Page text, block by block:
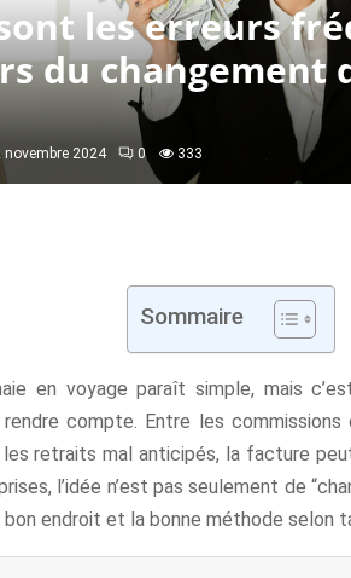
les erreurs
du changement
novembre 2024 0 333
Sommaire
en voyage paraît simple, mais
rendre compte. Entre les
retraits mal anticipés, la facture
l’idée n’est pas seulement de
endroit et la bonne méthode selon